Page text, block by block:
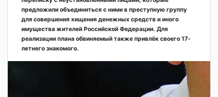
предложили объединиться с ними в преступную группу
для совершения хищения денежных средств и иного
имущества жителей Российской Федерации. Для
реализации плана обвиняемый также привлёк своего 17-
летнего знакомого.